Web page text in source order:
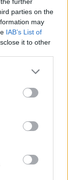
parties on the
may
IAB’s List of
it to other
T költségeinek